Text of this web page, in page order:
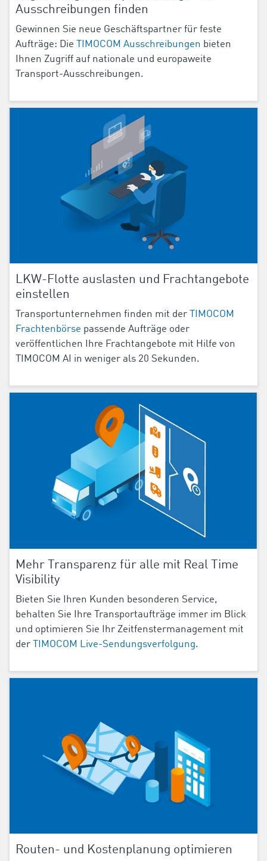
Ausschreibungen finden
Gewinnen Sie neue Geschäftspartner für feste
Aufträge: Die
TIMOCOM Ausschreibungen bieten
Ihnen Zugriff auf nationale und europaweite
Transport-Ausschreibungen.
LKW-Flotte auslasten und Frachtangebote
einstellen
Transportunternehmen finden mit der
TIMOCOM
Frachtenbörse passende Aufträge oder
veröffentlichen Ihre Frachtangebote mit Hilfe von
TIMOCOM AI in weniger als 20 Sekunden.
Mehr Transparenz für alle mit Real Time
Visibility
Bieten Sie Ihren Kunden besonderen Service,
behalten Sie Ihre Transportaufträge immer im Blick
und optimieren Sie Ihr Zeitfenstermanagement mit
der
TIMOCOM Live-Sendungsverfolgung.
Routen- und Kostenplanung optimieren